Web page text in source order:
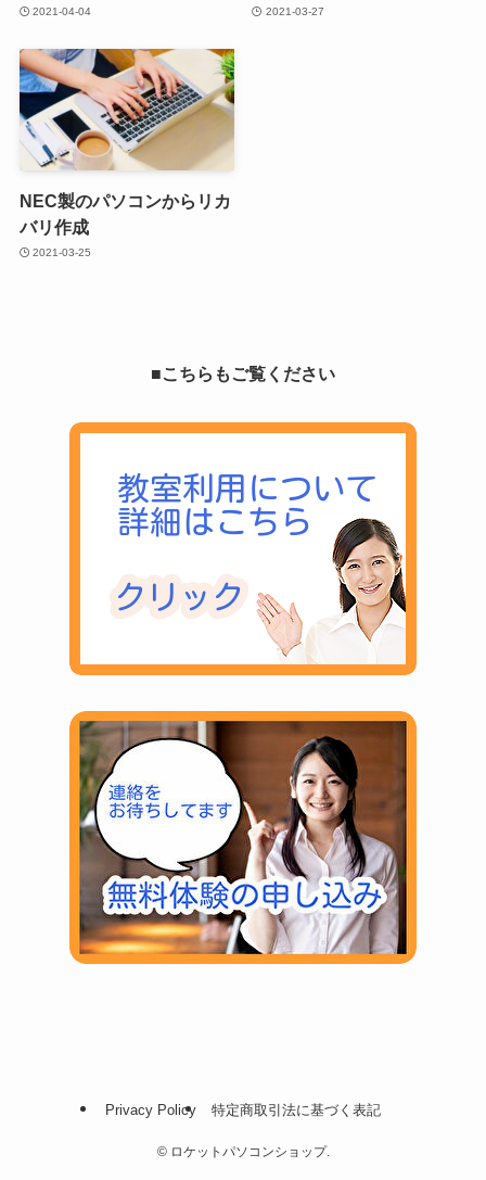
2021-04-04 2021-03-27
NEC製のパソコンからリカ
バリ作成
2021-03-25
■こちらもご覧ください
Privacy Policy 特定商取引法に基づく表記
©ロケットパソコンショップ.